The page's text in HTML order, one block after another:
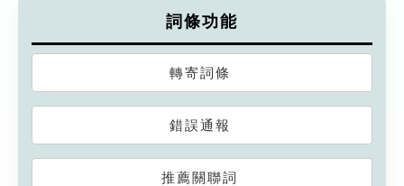
詞條功能
轉寄詞條
錯誤通報
推薦關聯詞